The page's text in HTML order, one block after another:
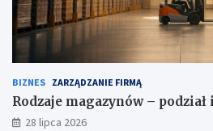
BIZNES ZARZĄDZANIE FIRMĄ
Rodzaje magazynów –
28 lipca 2026